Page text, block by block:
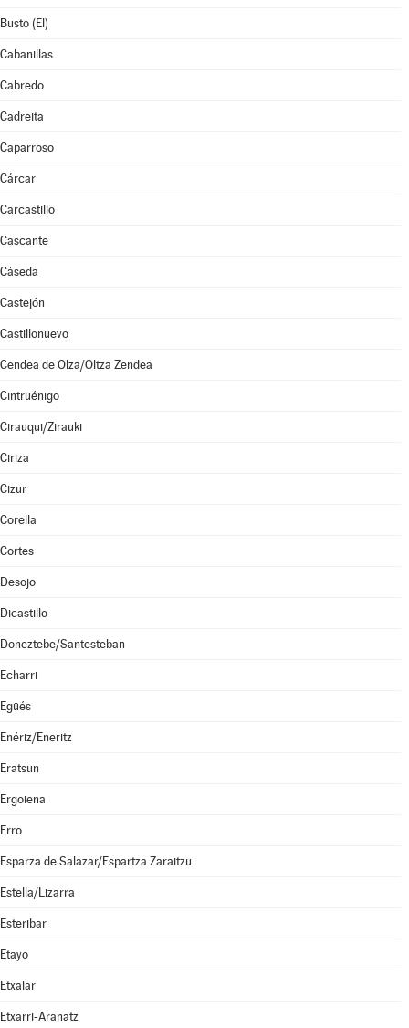
Busto (El)
Cabanillas
Cabredo
Cadreita
Caparroso
Cárcar
Carcastillo
Cascante
Cáseda
Castejón
Castillonuevo
Cendea de Olza/Oltza Zendea
Cintruénigo
Cirauqui/Zirauki
Ciriza
Cizur
Corella
Cortes
Desojo
Dicastillo
Doneztebe/Santesteban
Echarri
Egüés
Enériz/Eneritz
Eratsun
Ergoiena
Erro
Esparza de Salazar/Espartza Zaraitzu
Estella/Lizarra
Esteribar
Etayo
Etxalar
Etxarri-Aranatz